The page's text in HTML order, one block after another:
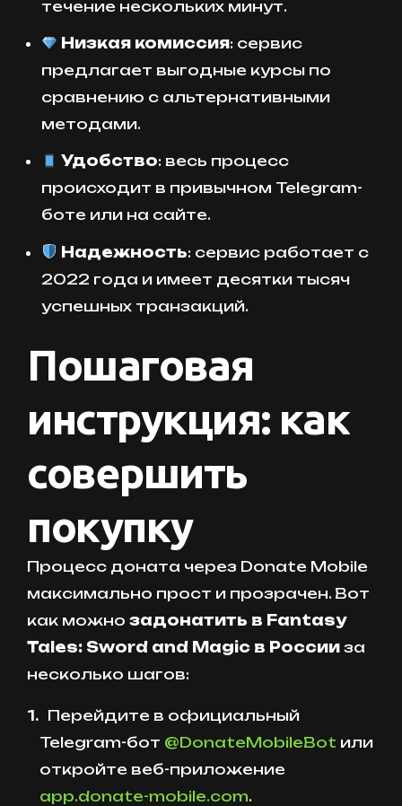
течение нескольких минут.
Низкая комиссия: сервис
предлагает выгодные курсы по
сравнению с альтернативными
методами.
Удобство: весь процесс
происходит в привычном Telegram-
боте или на сайте.
Надежность: сервис работает с
2022 года и имеет десятки тысяч
успешных транзакций.
Пошаговая
инструкция: как
совершить
покупку
Процесс доната через Donate Mobile
максимально прост и прозрачен. Вот
как можно задонатить в Fantasy
Tales: Sword and Magic в России за
несколько шагов:
Перейдите в официальный
Telegram-бот @DonateMobileBot или
откройте веб-приложение
app.donate-mobile.com.